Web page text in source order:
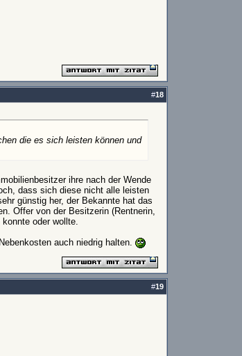
#18
die es sich leisten können und
ihre nach der Wende
dass sich diese nicht alle leisten
günstig her, der Bekannte hat das
Offer von der Besitzerin (Rentnerin,
oder wollte.
auch niedrig halten.
#19